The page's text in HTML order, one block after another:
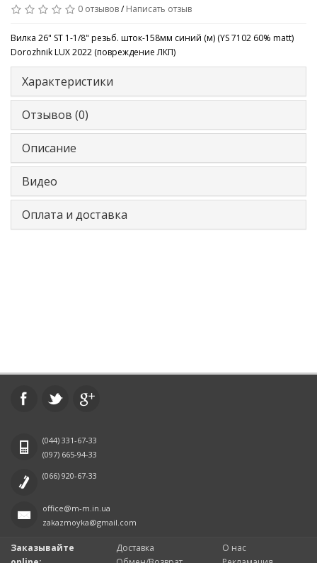
0 отзывов/Написать отзыв
Вилка 26" ST 1-1/8" резьб. шток-158мм синий (м) (YS 7102 60% matt)
Dorozhnik LUX 2022 (повреждение ЛКП)
Характеристики
Отзывов (0)
Описание
Видео
Оплата и доставка
(044) 331-67-33
(097) 665-94-33
(066) 920-67-33
office@m-m.in.ua
zakazmoyka@gmail.com
Заказывайте
Доставка
О нас